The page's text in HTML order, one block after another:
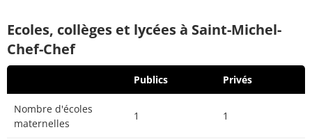
Ecoles, collèges et lycées à Saint-Michel-
Chef-Chef
Publics Privés
Nombre d'écoles
maternelles
1 1